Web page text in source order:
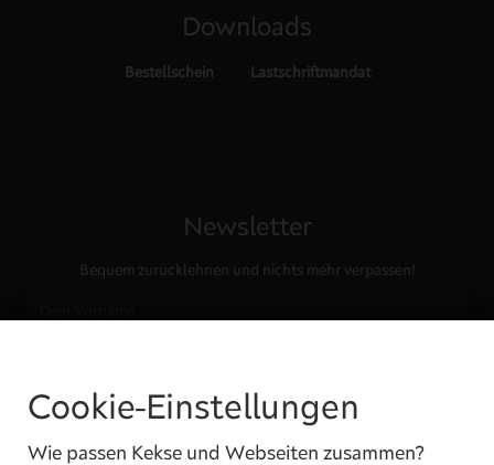
Downloads
Bestellschein Lastschriftmandat
Newsletter
Bequem zurücklehnen und nichts mehr verpassen!
Ja, ich habe dieDatenschutzbedingungengelesen und ich bin damit
Cookie-Einstellungen
Wie passen Kekse und Webseiten zusammen?